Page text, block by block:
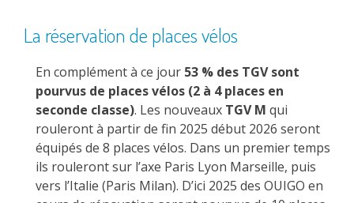
La réservation de places vélos
En complément à ce jour 53 % des TGV sont
pourvus de places vélos (2 à 4 places en
seconde classe). Les nouveaux TGV M qui
rouleront à partir de fin 2025 début 2026 seront
équipés de 8 places vélos. Dans un premier temps
ils rouleront sur l’axe Paris Lyon Marseille, puis
vers l’Italie (Paris Milan). D’ici 2025 des OUIGO en